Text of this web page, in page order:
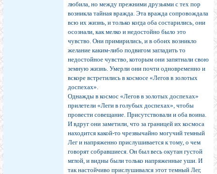
любила, но между прежними друзьями с тех пор
возникла тайная вражда. Эта вражда сопровождала
всю их жизнь, и только когда оба состарились, они
осознали, как мелко и недостойно было это
чувство. Они примирились, и в обоих возникло
желание каким-либо подвигом загладить то
недостойное чувство, которым они запятнали свою
земную жизнь. Умерли они почти одновременно и
вскоре встретились в космосе «Легов в золотых
доспехах».
Однажды в космос «Легов в золотых доспехах»
прилетели «Леги в голубых доспехах», чтобы
провести совещание. Присутствовали и оба воина.
И вдруг они заметили, что за границей их космоса
находится какой-то чрезвычайно могучий темный
Лег и напряженно прислушивается к тому, о чем
говорят собравшиеся. Он был весь окутан густой
мглой, и видны были только напряженные уши. И
так настойчиво прислушивался этот темный Лег,